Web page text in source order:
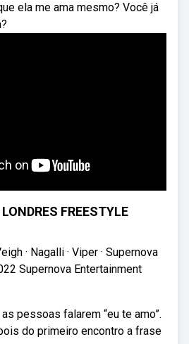
ela me ama mesmo? Você já
FREESTYLE
· Nagalli · Viper · Supernova
Supernova Entertainment
pessoas falarem “eu te amo”.
do primeiro encontro a frase